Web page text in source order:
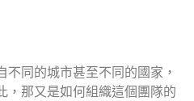
不同的城市甚至不同的國家，
，那又是如何組織這個團隊的